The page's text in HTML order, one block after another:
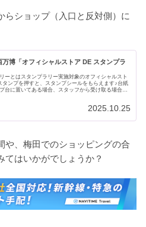
らショップ（入口と反対側）に
万博「オフィシャルストア DE スタンプラ
ーとはスタンプラリー実施対象のオフィシャルスト
タンプを押すと、スタンプシールをもらえます♪台紙
台に置いてある場合、スタッフから受け取る場合な
2025.10.25
や、梅田でのショッピングの合
てはいかがでしょうか？